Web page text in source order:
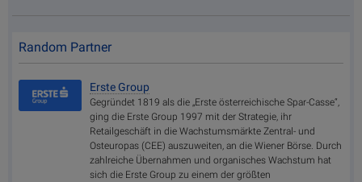
Random Partner
Erste Group
Gegründet 1819 als die „Erste österreichische Spar-Casse“,
ging die Erste Group 1997 mit der Strategie, ihr
Retailgeschäft in die Wachstumsmärkte Zentral- und
Osteuropas (CEE) auszuweiten, an die Wiener Börse. Durch
zahlreiche Übernahmen und organisches Wachstum hat
sich die Erste Group zu einem der größten